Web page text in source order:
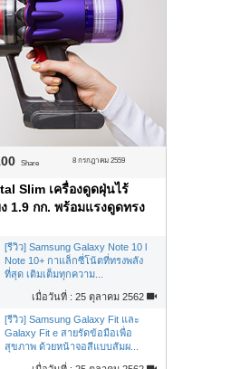
Share 8 กรกฎาคม 2559
Slim เครื่องดูดฝุ่นไร้
1.9 กก. พร้อมแรงดูดทรง
[รีวิว] Samsung Galaxy Note 10 l
Note 10+ กาแล็กซี่โน้ตที่ทรงพลัง
ที่สุด เติมเต็มทุกความ...
เมื่อวันที่ : 25 ตุลาคม 2562
[รีวิว] Samsung Galaxy Fit และ
Galaxy Fit e สายรัดข้อมือเพื่อ
สุขภาพ ด้วยหน้าจอสีแบบสัมผ...